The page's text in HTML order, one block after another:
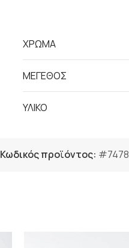
ΧΡΩΜΑ
ΜΕΓΕΘΟΣ
ΥΛΙΚΟ
Κωδικός προϊόντος: #7478